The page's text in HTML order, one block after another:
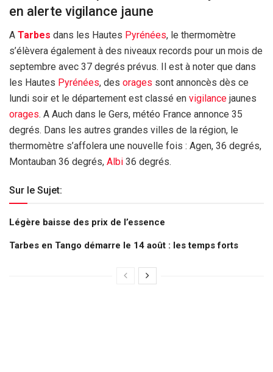
en alerte vigilance jaune
A Tarbes dans les Hautes Pyrénées, le thermomètre
s’élèvera également à des niveaux records pour un mois de
septembre avec 37 degrés prévus. Il est à noter que dans
les Hautes Pyrénées, des orages sont annoncès dès ce
lundi soir et le département est classé en vigilance jaunes
orages. A Auch dans le Gers, météo France annonce 35
degrés. Dans les autres grandes villes de la région, le
thermomètre s’affolera une nouvelle fois : Agen, 36 degrés,
Montauban 36 degrés, Albi 36 degrés.
Sur le Sujet:
Légère baisse des prix de l’essence
Tarbes en Tango démarre le 14 août : les temps forts